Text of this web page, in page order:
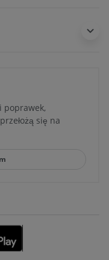
poprawek,
się na